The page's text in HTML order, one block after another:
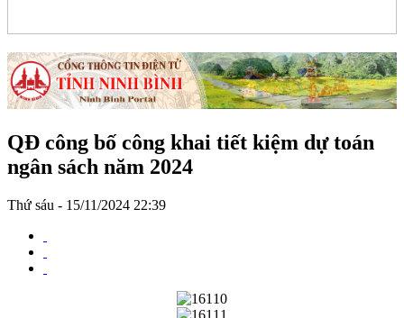
QĐ công bố công khai tiết kiệm dự toán
ngân sách năm 2024
Thứ sáu - 15/11/2024 22:39